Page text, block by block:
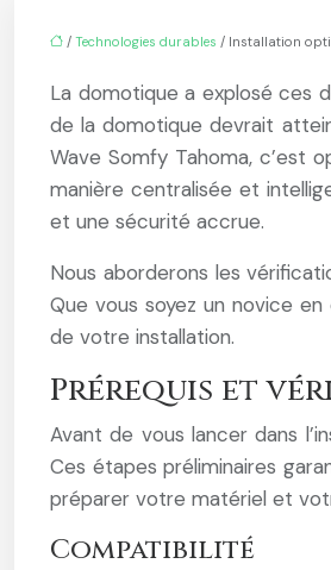
/ Technologies durables / Installation
La domotique a explosé ces
de la domotique devrait
Wave Somfy Tahoma, c’est
manière centralisée et
et une sécurité accrue.
Nous aborderons les
Que vous soyez un novice
de votre installation.
Prérequis et
Avant de vous lancer dans
Ces étapes préliminaires
préparer votre matériel et
Compatibilité